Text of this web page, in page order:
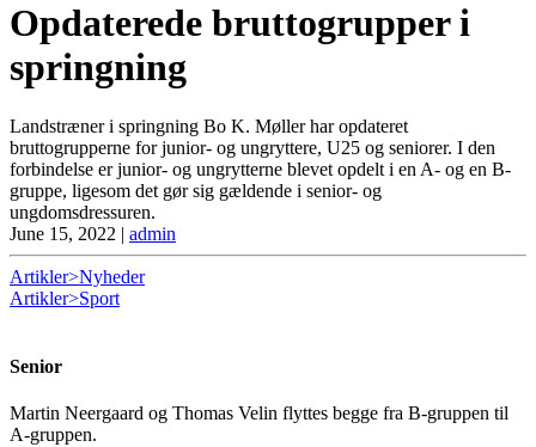
Opdaterede bruttogrupper i
springning
Landstræner i springning Bo K. Møller har opdateret
bruttogrupperne for junior- og ungryttere, U25 og seniorer. I den
forbindelse er junior- og ungrytterne blevet opdelt i en A- og en B-
gruppe, ligesom det gør sig gældende i senior- og
ungdomsdressuren.
June 15, 2022 | admin
Artikler>Nyheder
Artikler>Sport
Senior
Martin Neergaard og Thomas Velin flyttes begge fra B-gruppen til
A-gruppen.